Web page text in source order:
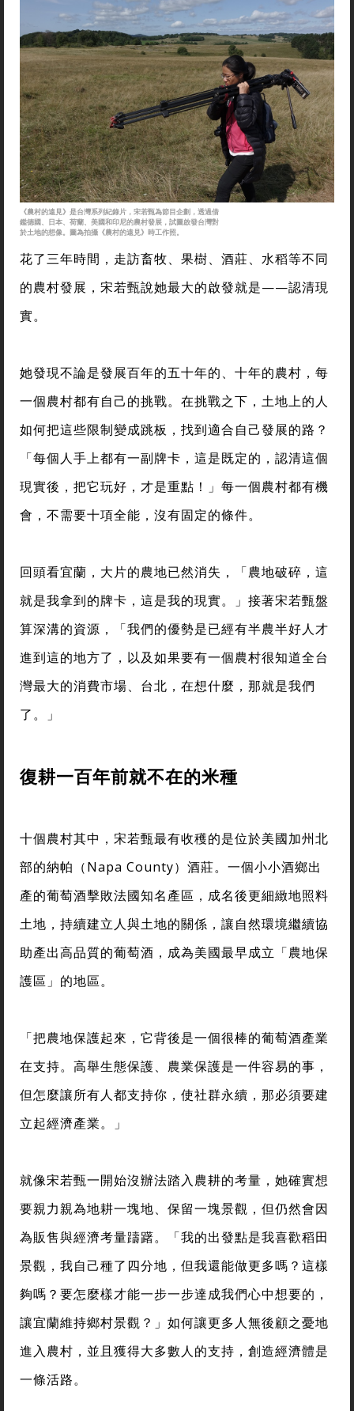
《農村的遠見》是台灣系列紀錄片，宋若甄為節目企劃，透過借
鑑德國、日本、荷蘭、美國和印尼的農村發展，試圖啟發台灣對
於土地的想像。圖為拍攝《農村的遠見》時工作照。
花了三年時間，走訪畜牧、果樹、酒莊、水稻等不同
的農村發展，宋若甄說她最大的啟發就是——認清現
實。
她發現不論是發展百年的五十年的、十年的農村，每
一個農村都有自己的挑戰。在挑戰之下，土地上的人
如何把這些限制變成跳板，找到適合自己發展的路？
「每個人手上都有一副牌卡，這是既定的，認清這個
現實後，把它玩好，才是重點！」每一個農村都有機
會，不需要十項全能，沒有固定的條件。
回頭看宜蘭，大片的農地已然消失，「農地破碎，這
就是我拿到的牌卡，這是我的現實。」接著宋若甄盤
算深溝的資源，「我們的優勢是已經有半農半好人才
進到這的地方了，以及如果要有一個農村很知道全台
灣最大的消費市場、台北，在想什麼，那就是我們
了。」
復耕一百年前就不在的米種
十個農村其中，宋若甄最有收穫的是位於美國加州北
部的納帕（Napa County）酒莊。一個小小酒鄉出
產的葡萄酒擊敗法國知名產區，成名後更細緻地照料
土地，持續建立人與土地的關係，讓自然環境繼續協
助產出高品質的葡萄酒，成為美國最早成立「農地保
護區」的地區。
「把農地保護起來，它背後是一個很棒的葡萄酒產業
在支持。高舉生態保護、農業保護是一件容易的事，
但怎麼讓所有人都支持你，使社群永續，那必須要建
立起經濟產業。」
就像宋若甄一開始沒辦法踏入農耕的考量，她確實想
要親力親為地耕一塊地、保留一塊景觀，但仍然會因
為販售與經濟考量躊躇。「我的出發點是我喜歡稻田
景觀，我自己種了四分地，但我還能做更多嗎？這樣
夠嗎？要怎麼樣才能一步一步達成我們心中想要的，
讓宜蘭維持鄉村景觀？」如何讓更多人無後顧之憂地
進入農村，並且獲得大多數人的支持，創造經濟體是
一條活路。